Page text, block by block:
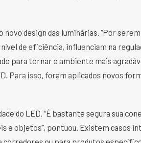
novo design das luminárias. “Por
de eficiência, influenciam na
para tornar o ambiente mais
Para isso, foram aplicados novos
do LED. “É bastante segura sua
objetos”, pontuou. Existem casos